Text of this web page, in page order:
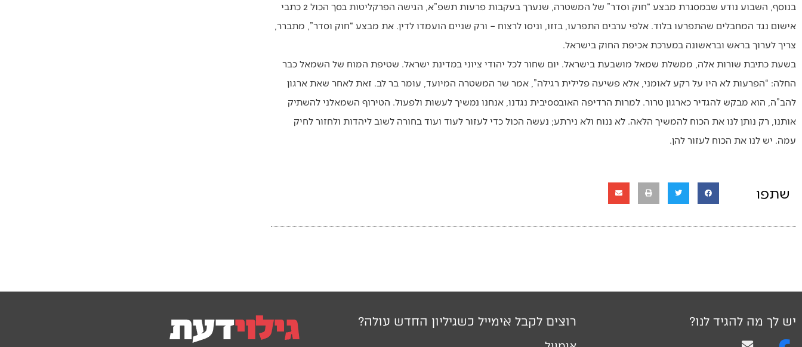
בנוסף, השבוע נודע שבמסגרת מבצע “חוק וסדר” של המשטרה, שנערך בעקבות פרעות תשפ”א, הגישה הפרקליטות בסך הכול 2 כתבי
אישום נגד המחבלים שהתפרעו בלוד. אלפי ערבים התפרעו, בזזו, וניסו לרצוח – ורק שניים הועמדו לדין. את מבצע “חוק וסדר”, מתברר,
צריך לערוך בראש ובראשונה במערכת אכיפת החוק בישראל.
בשעת כתיבת שורות אלה, ממשלת שמאל מושבעת בישראל. יום שחור לכל יהודי ציוני במדינת ישראל. שטיפת המוח של השמאל כבר
החלה: “הפרעות לא היו על רקע לאומני, אלא פשיעה פלילית רגילה”, אמר שר המשטרה המיועד, עומר בר לב. זאת לאחר שאת ארגון
להב”ה, הוא מבקש להגדיר כארגון טרור. למרות הרדיפה האובססיבית נגדנו, אנחנו נמשיך לעשות ולפעול. הטירוף השמאלני להשתיק
אותנו, רק נותן לנו את הכוח להמשיך הלאה. לא ננוח ולא נירתע; נעשה הכול כדי לעזור לעוד ועוד בחורה לשוב ליהדות ולחזור לחיק
עמה. יש לנו את הכוח לעזור להן.
שתפו
יש לך מה להגיד לנו? רוצים לקבל אימייל כשגיליון החדש עולה?